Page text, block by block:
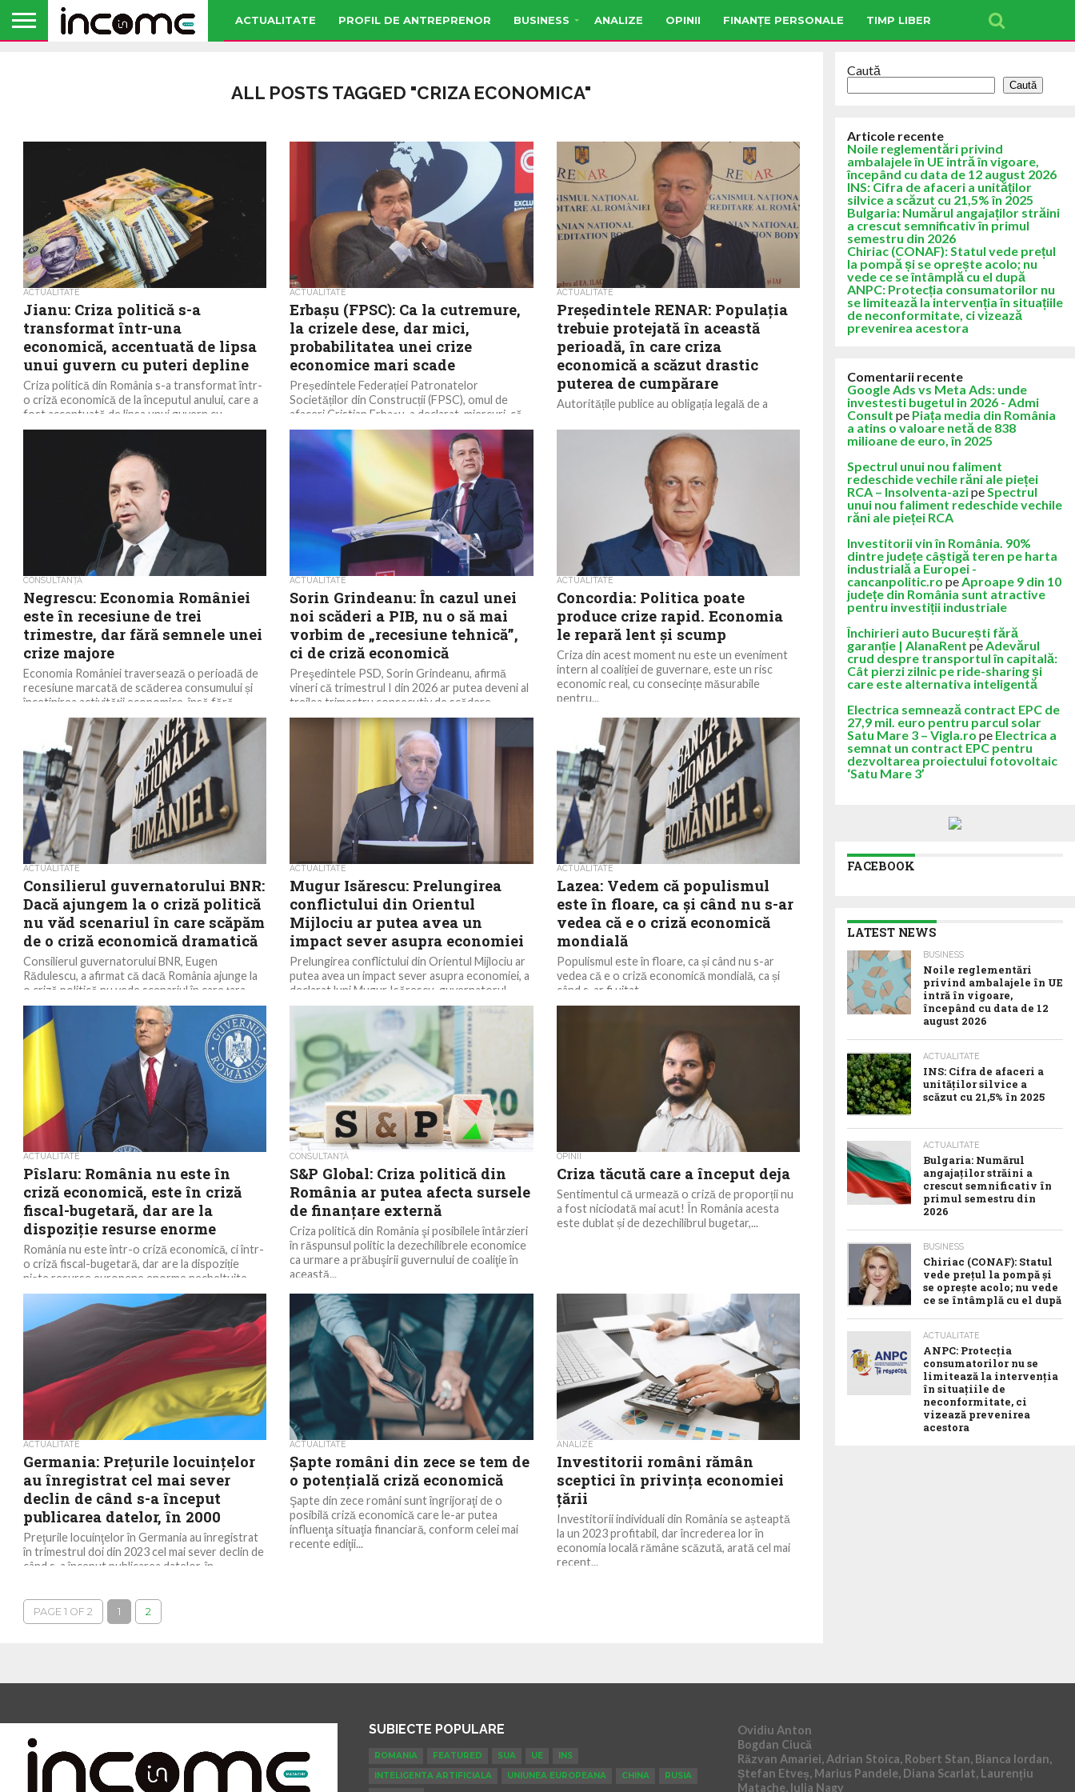
ACTUALITATE PROFIL DE ANTREPRENOR BUSINESS ANALIZE OPINII FINANȚE PERSONALE TIMP LIBER
ALL POSTS TAGGED "CRIZA ECONOMICA"
ACTUALITATE
Jianu: Criza politică s-a
transformat într-una
economică, accentuată de lipsa
unui guvern cu puteri depline
Criza politică din România s-a transformat într-
o criză economică de la începutul anului, care a
fost accentuată de lipsa unui guvern cu...
ACTUALITATE
Erbașu (FPSC): Ca la cutremure,
la crizele dese, dar mici,
probabilitatea unei crize
economice mari scade
Președintele Federației Patronatelor
Societăților din Construcții (FPSC), omul de
afaceri Cristian Erbașu, a declarat, miercuri, că
prin mai multe crize, dar mai...
ACTUALITATE
Președintele RENAR: Populația
trebuie protejată în această
perioadă, în care criza
economică a scăzut drastic
puterea de cumpărare
Autoritățile publice au obligația legală de a
servicii, cu atât mai mult în această...
CONSULTANȚĂ
Negrescu: Economia României
este în recesiune de trei
trimestre, dar fără semnele unei
crize majore
Economia României traversează o perioadă de
recesiune marcată de scăderea consumului și
încetinirea activității economice, însă fără
elementele specifice unei crize economice...
ACTUALITATE
Sorin Grindeanu: În cazul unei
noi scăderi a PIB, nu o să mai
vorbim de „recesiune tehnică”,
ci de criză economică
Preşedintele PSD, Sorin Grindeanu, afirmă
vineri că trimestrul I din 2026 ar putea deveni al
treilea trimestru consecutiv de scădere
economică, iar...
ACTUALITATE
Concordia: Politica poate
produce crize rapid. Economia
le repară lent și scump
Criza din acest moment nu este un eveniment
intern al coaliției de guvernare, este un risc
economic real, cu consecințe măsurabile
pentru...
ACTUALITATE
Consilierul guvernatorului BNR:
Dacă ajungem la o criză politică
nu văd scenariul în care scăpăm
de o criză economică dramatică
Consilierul guvernatorului BNR, Eugen
Rădulescu, a afirmat că dacă România ajunge la
o criză politică nu vede scenariul în care ţara
poate...
ACTUALITATE
Mugur Isărescu: Prelungirea
conflictului din Orientul
Mijlociu ar putea avea un
impact sever asupra economiei
Prelungirea conflictului din Orientul Mijlociu ar
putea avea un impact sever asupra economiei, a
declarat luni Mugur Isărescu, guvernatorul
Băncii Naționale a...
ACTUALITATE
Lazea: Vedem că populismul
este în floare, ca și când nu s-ar
vedea că e o criză economică
mondială
Populismul este în floare, ca și când nu s-ar
vedea că e o criză economică mondială, ca și
când s-ar fi uitat...
ACTUALITATE
Pîslaru: România nu este în
criză economică, este în criză
fiscal-bugetară, dar are la
dispoziție resurse enorme
România nu este într-o criză economică, ci într-
o criză fiscal-bugetară, dar are la dispoziție
niște resurse europene enorme necheltuite,
care ne pot...
CONSULTANȚĂ
S&P Global: Criza politică din
România ar putea afecta sursele
de finanţare externă
Criza politică din România şi posibilele întârzieri
în răspunsul politic la dezechilibrele economice
ca urmare a prăbuşirii guvernului de coaliţie în
această...
OPINII
Criza tăcută care a început deja
Sentimentul că urmează o criză de proporții nu
a fost niciodată mai acut! În România acesta
este dublat și de dezechilibrul bugetar,...
ACTUALITATE
Germania: Preţurile locuinţelor
au înregistrat cel mai sever
declin de când s-a început
publicarea datelor, în 2000
Preţurile locuinţelor în Germania au înregistrat
în trimestrul doi din 2023 cel mai sever declin de
când s-a început publicarea datelor, în...
ACTUALITATE
Şapte români din zece se tem de
o potenţială criză economică
Şapte din zece români sunt îngrijoraţi de o
posibilă criză economică care le-ar putea
influenţa situaţia financiară, conform celei mai
recente ediţii...
ANALIZE
Investitorii români rămân
sceptici în privința economiei
țării
Investitorii individuali din România se așteaptă
la un 2023 profitabil, dar încrederea lor în
economia locală rămâne scăzută, arată cel mai
recent...
PAGE 1 OF 2 1 2
Caută
Caută
Articole recente
Noile reglementări privind
ambalajele în UE intră în vigoare,
începând cu data de 12 august 2026
INS: Cifra de afaceri a unităților
silvice a scăzut cu 21,5% în 2025
Bulgaria: Numărul angajaților străini
a crescut semnificativ în primul
semestru din 2026
Chiriac (CONAF): Statul vede prețul
la pompă și se oprește acolo; nu
vede ce se întâmplă cu el după
ANPC: Protecția consumatorilor nu
se limitează la intervenția în situațiile
de neconformitate, ci vizează
prevenirea acestora
Comentarii recente
Google Ads vs Meta Ads: unde
investesti bugetul in 2026 - Admi
Consult pe Piața media din România
a atins o valoare netă de 838
milioane de euro, în 2025
Spectrul unui nou faliment
redeschide vechile răni ale pieței
RCA – Insolventa-azipeSpectrul
unui nou faliment redeschide vechile
răni ale pieței RCA
Investitorii vin în România. 90%
dintre județe câștigă teren pe harta
industrială a Europei -
cancanpolitic.ro peAproape 9 din 10
județe din România sunt atractive
pentru investiții industriale
Închirieri auto București fără
garanție | AlanaRent peAdevărul
crud despre transportul în capitală:
Cât pierzi zilnic pe ride-sharing și
care este alternativa inteligentă
Electrica semnează contract EPC de
27,9 mil. euro pentru parcul solar
Satu Mare 3 – Vigla.ro pe Electrica a
semnat un contract EPC pentru
dezvoltarea proiectului fotovoltaic
‘Satu Mare 3’
FACEBOOK
LATEST NEWS
BUSINESS
Noile reglementări
privind ambalajele în UE
intră în vigoare,
începând cu data de 12
august 2026
ACTUALITATE
INS: Cifra de afaceri a
unităților silvice a
scăzut cu 21,5% în 2025
ACTUALITATE
Bulgaria: Numărul
angajaților străini a
crescut semnificativ în
primul semestru din
2026
BUSINESS
Chiriac (CONAF): Statul
vede prețul la pompă și
se oprește acolo; nu vede
ce se întâmplă cu el după
ACTUALITATE
ANPC: Protecția
consumatorilor nu se
limitează la intervenția
în situațiile de
neconformitate, ci
vizează prevenirea
acestora
SUBIECTE POPULARE
ROMANIA FEATURED SUA UE
INS
INTELIGENTA ARTIFICIALA
UNIUNEA EUROPEANA CHINA
RUSIA
Ovidiu Anton
Bogdan Ciucă
Răzvan Amariei, Adrian Stoica, Robert Stan, Bianca Iordan,
Ștefan Etveș, Marius Pandele, Diana Scarlat, Laurențiu
Matache, Iulia Nagy